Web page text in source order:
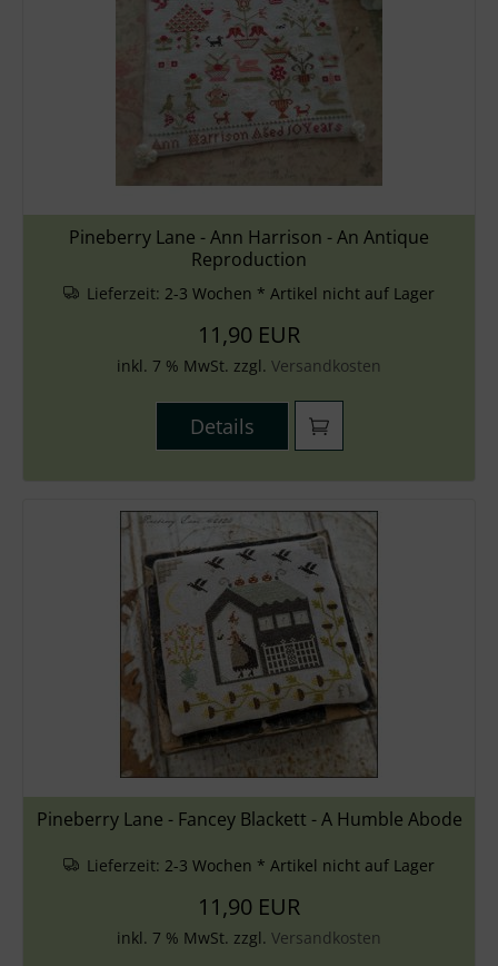
Pineberry Lane - Ann Harrison - An Antique
Reproduction
Lieferzeit: 2-3 Wochen * Artikel nicht auf Lager
11,90 EUR
inkl. 7 % MwSt. zzgl. Versandkosten
Details
Pineberry Lane - Fancey Blackett - A Humble Abode
Lieferzeit: 2-3 Wochen * Artikel nicht auf Lager
11,90 EUR
inkl. 7 % MwSt. zzgl. Versandkosten